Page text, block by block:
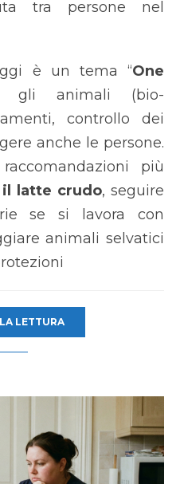
tra persone nel
è un tema “One
gli animali (bio-
controllo dei
anche le persone.
più
latte crudo, seguire
se si lavora con
animali selvatici
LETTURA